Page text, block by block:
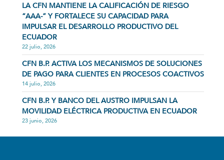
LA CFN MANTIENE LA CALIFICACIÓN DE RIESGO
“AAA-” Y FORTALECE SU CAPACIDAD PARA
IMPULSAR EL DESARROLLO PRODUCTIVO DEL
ECUADOR
22 julio, 2026
CFN B.P. ACTIVA LOS MECANISMOS DE SOLUCIONES
DE PAGO PARA CLIENTES EN PROCESOS COACTIVOS
14 julio, 2026
CFN B.P. Y BANCO DEL AUSTRO IMPULSAN LA
MOVILIDAD ELÉCTRICA PRODUCTIVA EN ECUADOR
23 junio, 2026